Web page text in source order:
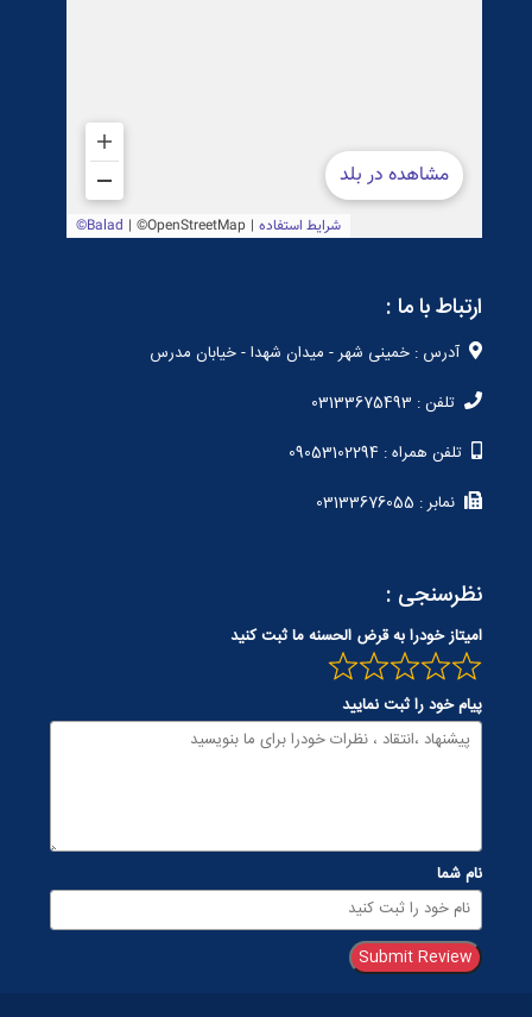
ارتباط با ما :
آدرس : خمینی شهر - میدان شهدا - خیابان مدرس
تلفن : 03133675493
تلفن همراه : 09053102294
نمابر : 03133676055
نظرسنجی :
امیتاز خودرا به قرض الحسنه ما ثبت کنید
پیام خود را ثبت نمایید
نام شما
Submit Review